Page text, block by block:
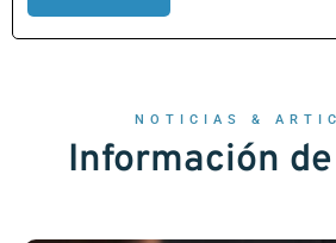
NOTICIAS &
Información